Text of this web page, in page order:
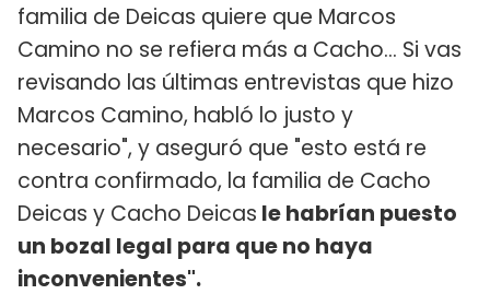
familia de Deicas quiere que Marcos
Camino no se refiera más a Cacho... Si vas
revisando las últimas entrevistas que hizo
Marcos Camino, habló lo justo y
necesario", y aseguró que "esto está re
contra confirmado, la familia de Cacho
Deicas y Cacho Deicas le habrían puesto
un bozal legal para que no haya
inconvenientes".